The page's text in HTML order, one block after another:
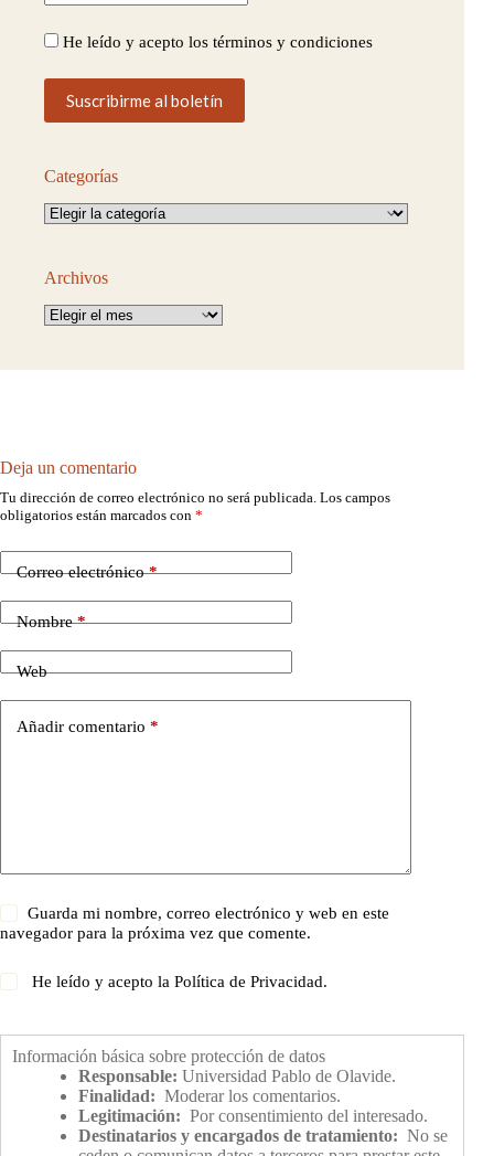
He leído y acepto los términos y condiciones
Categorías
Categorías
Archivos
Archivos
Deja un comentario
Tu dirección de correo electrónico no será publicada. Los campos
obligatorios están marcados con *
Correo electrónico*
Nombre*
Web
Añadir comentario *
Guarda mi nombre, correo electrónico y web en este
navegador para la próxima vez que comente.
He leído y acepto laPolítica de Privacidad.
Información básica sobre protección de datos
Responsable: Universidad Pablo de Olavide.
Finalidad: Moderar los comentarios.
Legitimación: Por consentimiento del interesado.
Destinatarios y encargados de tratamiento: No se